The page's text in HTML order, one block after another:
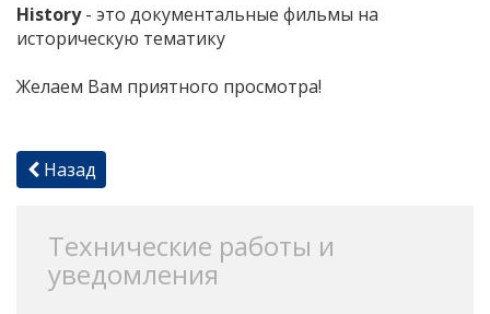
History- это документальные фильмы на
историческую тематику
Желаем Вам приятного просмотра!
Назад
Технические работы и
уведомления